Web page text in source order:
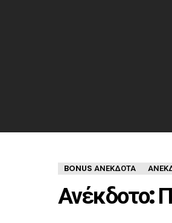
BONUS ΑΝΕΚΔΟΤΑ
Ανέκδοτο: